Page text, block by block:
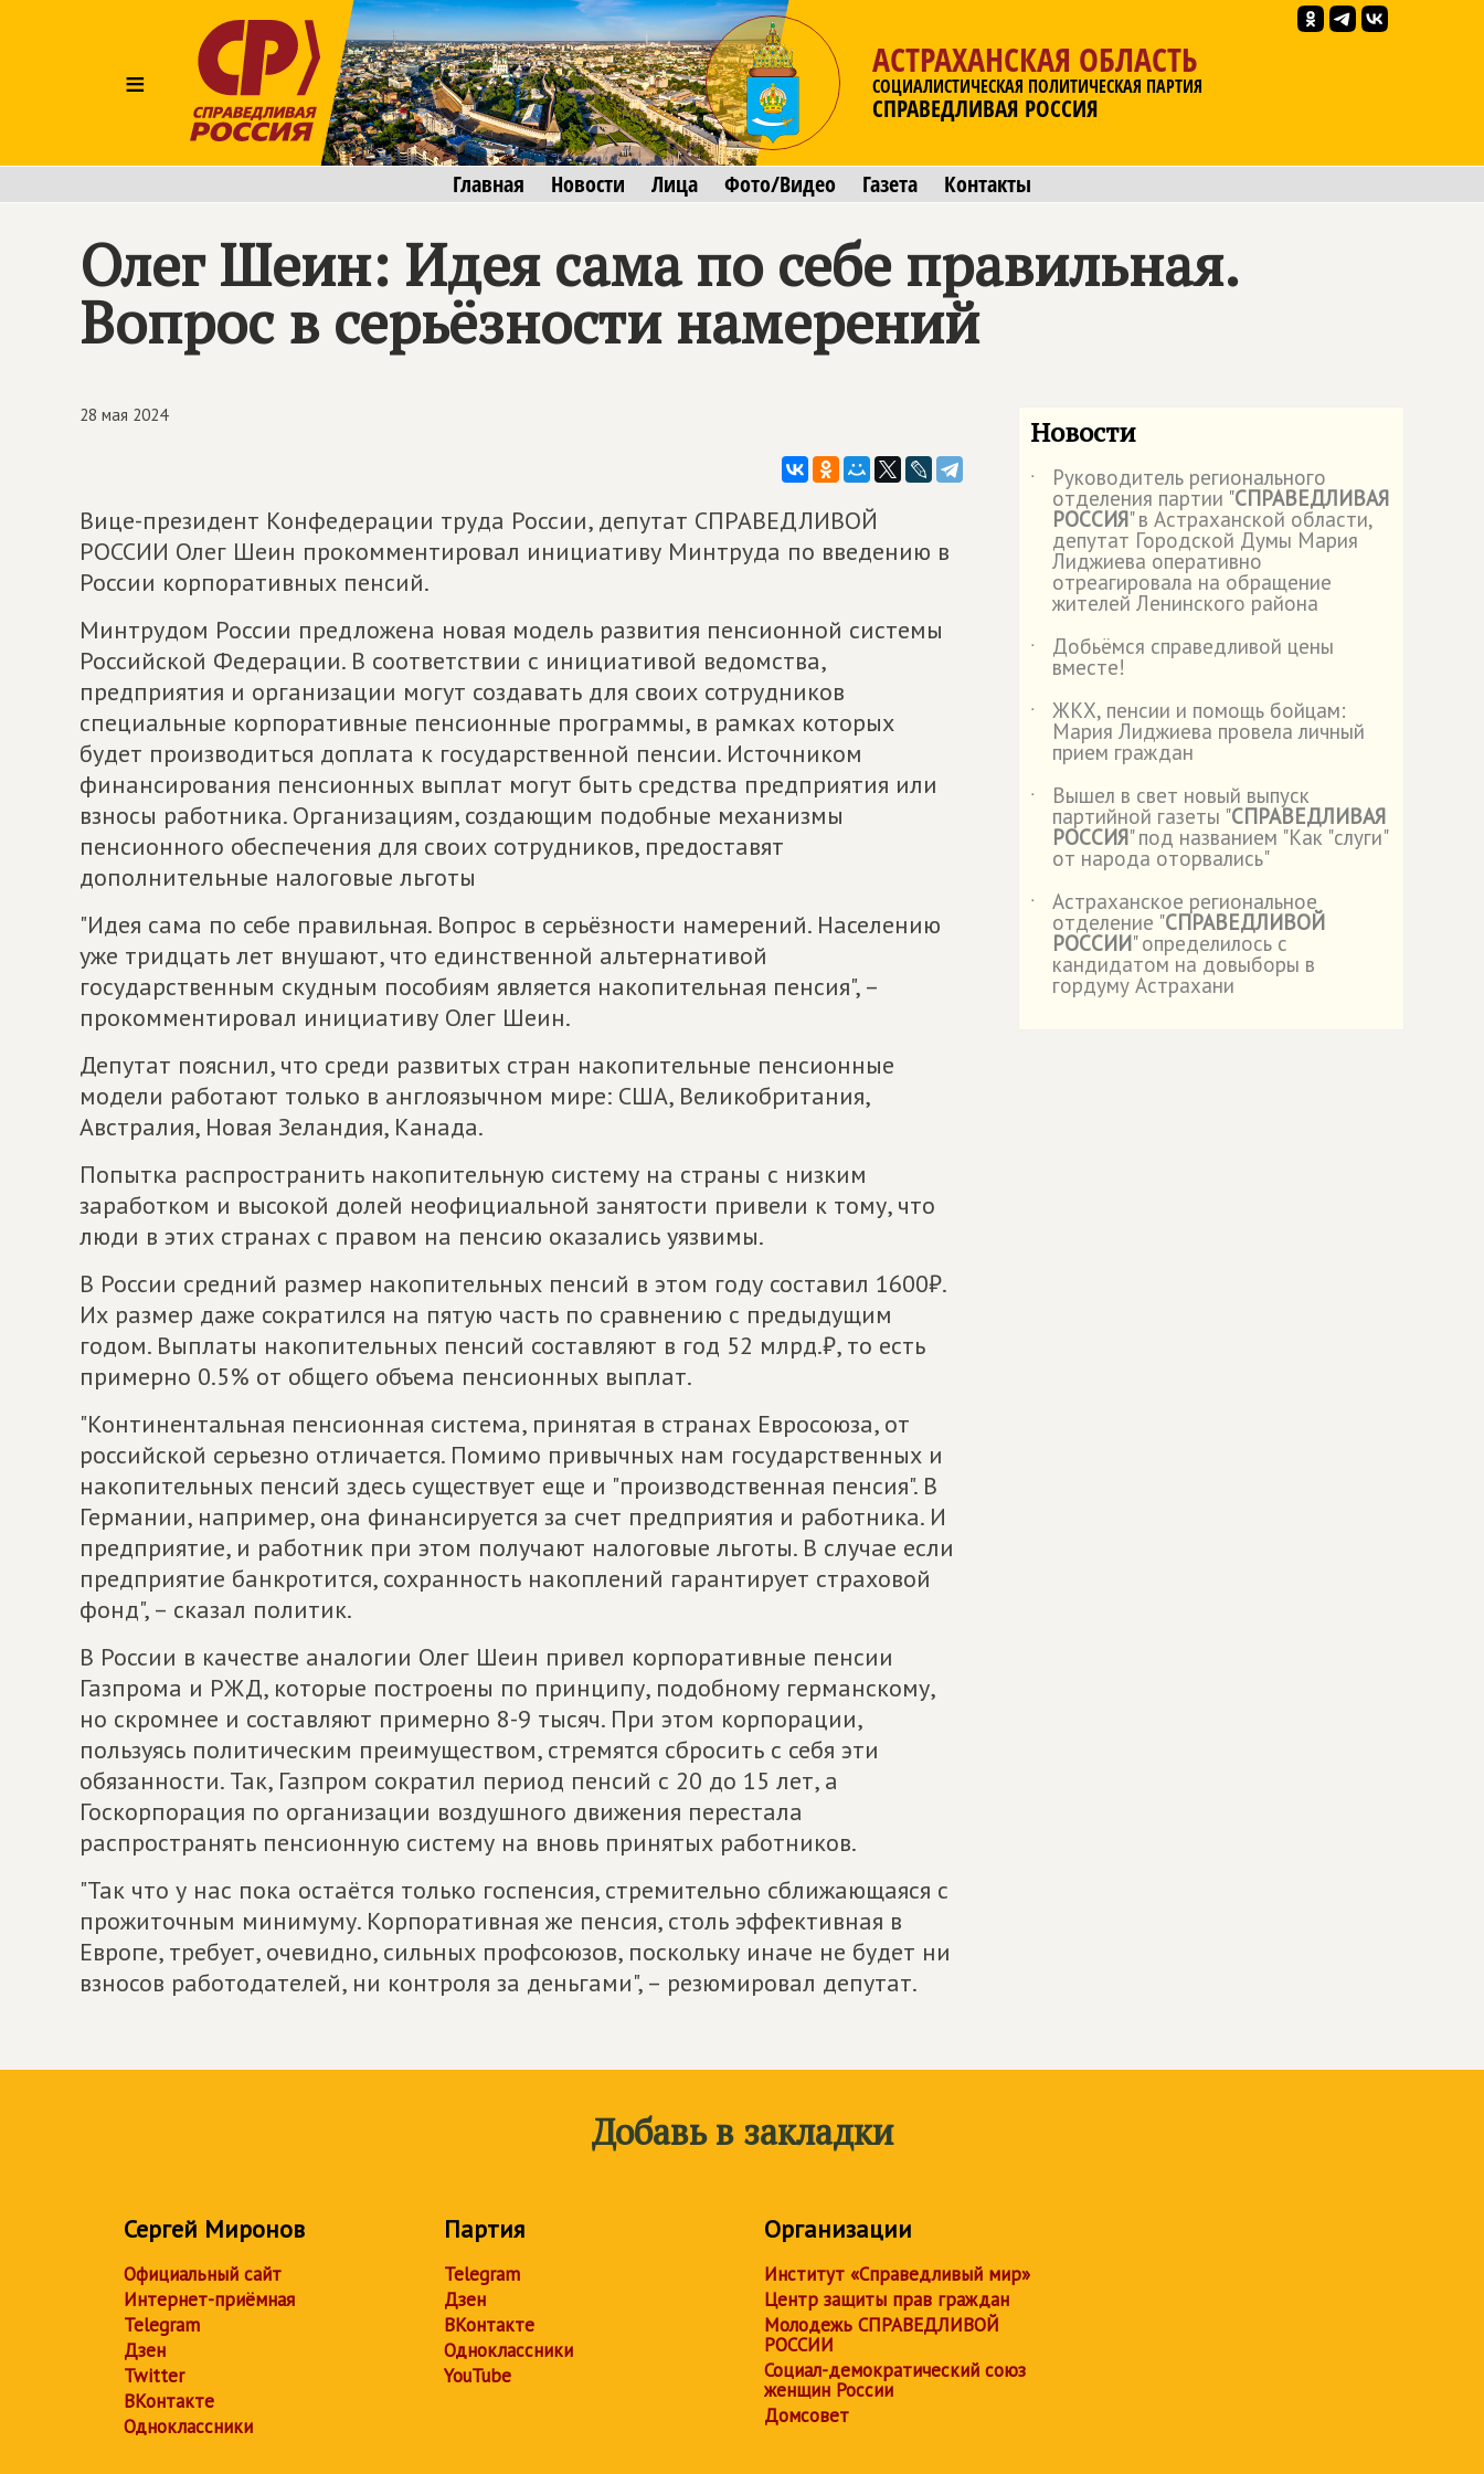
≡
АСТРАХАНСКАЯ ОБЛАСТЬ
СОЦИАЛИСТИЧЕСКАЯ ПОЛИТИЧЕСКАЯ ПАРТИЯ
СПРАВЕДЛИВАЯ РОССИЯ
Главная Новости Лица Фото/Видео Газета Контакты
Олег Шеин: Идея сама по себе правильная.
Вопрос в серьёзности намерений
28 мая 2024
Вице-президент Конфедерации труда России, депутат СПРАВЕДЛИВОЙ
РОССИИ Олег Шеин прокомментировал инициативу Минтруда по введению в
России корпоративных пенсий.
Минтрудом России предложена новая модель развития пенсионной системы
Российской Федерации. В соответствии с инициативой ведомства,
предприятия и организации могут создавать для своих сотрудников
специальные корпоративные пенсионные программы, в рамках которых
будет производиться доплата к государственной пенсии. Источником
финансирования пенсионных выплат могут быть средства предприятия или
взносы работника. Организациям, создающим подобные механизмы
пенсионного обеспечения для своих сотрудников, предоставят
дополнительные налоговые льготы
"Идея сама по себе правильная. Вопрос в серьёзности намерений. Населению
уже тридцать лет внушают, что единственной альтернативой
государственным скудным пособиям является накопительная пенсия", –
прокомментировал инициативу Олег Шеин.
Депутат пояснил, что среди развитых стран накопительные пенсионные
модели работают только в англоязычном мире: США, Великобритания,
Австралия, Новая Зеландия, Канада.
Попытка распространить накопительную систему на страны с низким
заработком и высокой долей неофициальной занятости привели к тому, что
люди в этих странах с правом на пенсию оказались уязвимы.
В России средний размер накопительных пенсий в этом году составил 1600₽.
Их размер даже сократился на пятую часть по сравнению с предыдущим
годом. Выплаты накопительных пенсий составляют в год 52 млрд.₽, то есть
примерно 0.5% от общего объема пенсионных выплат.
"Континентальная пенсионная система, принятая в странах Евросоюза, от
российской серьезно отличается. Помимо привычных нам государственных и
накопительных пенсий здесь существует еще и "производственная пенсия". В
Германии, например, она финансируется за счет предприятия и работника. И
предприятие, и работник при этом получают налоговые льготы. В случае если
предприятие банкротится, сохранность накоплений гарантирует страховой
фонд", – сказал политик.
В России в качестве аналогии Олег Шеин привел корпоративные пенсии
Газпрома и РЖД, которые построены по принципу, подобному германскому,
но скромнее и составляют примерно 8-9 тысяч. При этом корпорации,
пользуясь политическим преимуществом, стремятся сбросить с себя эти
обязанности. Так, Газпром сократил период пенсий с 20 до 15 лет, а
Госкорпорация по организации воздушного движения перестала
распространять пенсионную систему на вновь принятых работников.
"Так что у нас пока остаётся только госпенсия, стремительно сближающаяся с
прожиточным минимуму. Корпоративная же пенсия, столь эффективная в
Европе, требует, очевидно, сильных профсоюзов, поскольку иначе не будет ни
взносов работодателей, ни контроля за деньгами", – резюмировал депутат.
Новости
˙ Руководитель регионального
отделения партии "СПРАВЕДЛИВАЯ
РОССИЯ" в Астраханской области,
депутат Городской Думы Мария
Лиджиева оперативно
отреагировала на обращение
жителей Ленинского района
˙
Добьёмся справедливой цены
вместе!
˙
ЖКХ, пенсии и помощь бойцам:
Мария Лиджиева провела личный
прием граждан
˙
Вышел в свет новый выпуск
партийной газеты "СПРАВЕДЛИВАЯ
РОССИЯ" под названием "Как "слуги"
от народа оторвались"
˙
Астраханское региональное
отделение "СПРАВЕДЛИВОЙ
РОССИИ" определилось с
кандидатом на довыборы в
гордуму Астрахани
Добавь в закладки
Сергей Миронов
Официальный сайт
Интернет-приёмная
Telegram
Дзен
Twitter
ВКонтакте
Одноклассники
Партия
Telegram
Дзен
ВКонтакте
Одноклассники
YouTube
Организации
Институт «Справедливый мир»
Центр защиты прав граждан
Молодежь СПРАВЕДЛИВОЙ
РОССИИ
Социал-демократический союз
женщин России
Домсовет